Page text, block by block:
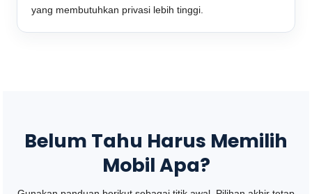
yang membutuhkan privasi lebih tinggi.
Belum Tahu Harus Memilih
Mobil Apa?